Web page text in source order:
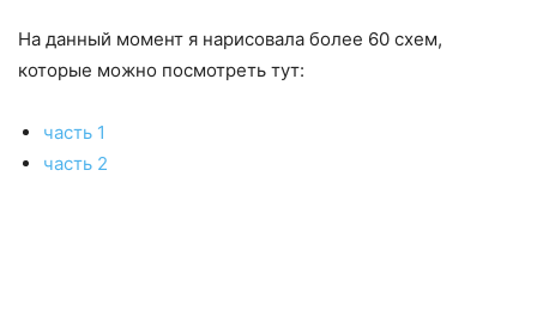
На данный момент я нарисовала более 60 схем,
которые можно посмотреть тут:
часть 1
часть 2